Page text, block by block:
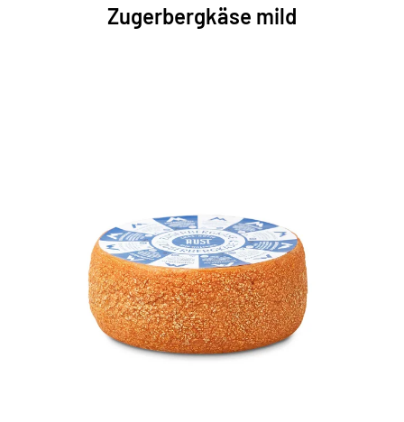
Zugerbergkäse mild